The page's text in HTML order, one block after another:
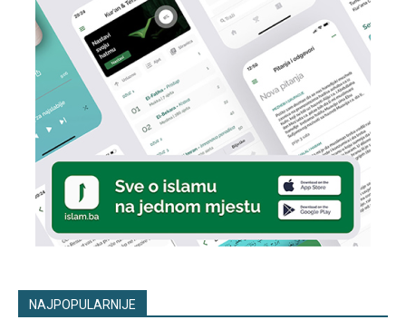
NAJPOPULARNIJE